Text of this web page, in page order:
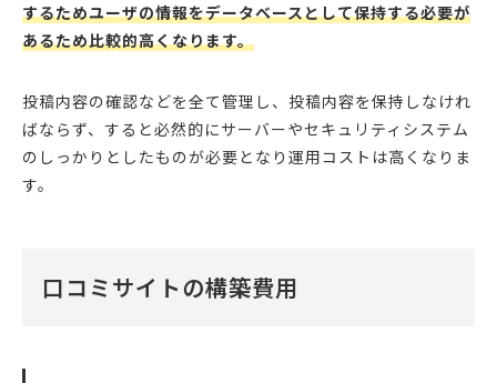
するためユーザの情報をデータベースとして保持する必要が
あるため比較的高くなります。
投稿内容の確認などを全て管理し、投稿内容を保持しなけれ
ばならず、すると必然的にサーバーやセキュリティシステム
のしっかりとしたものが必要となり運用コストは高くなりま
す。
口コミサイトの構築費用